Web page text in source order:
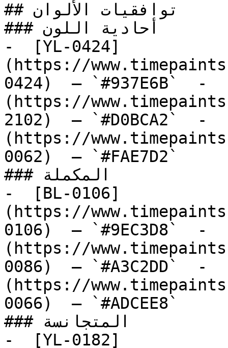
## توافقيات الألوان
### أحادية اللون
-  [YL-0424]
(https://
0424)  — `#937E6B`  -
(https://
2102)  — `#D0BCA2`  -
(https://
0062)  — `#FAE7D2`
### المكملة
-  [BL-0106]
(https://
0106)  — `#9EC3D8`  -
(https://
0086)  — `#A3C2DD`  -
(https://
0066)  — `#ADCEE8`
### المتجانسة
-  [YL-0182]